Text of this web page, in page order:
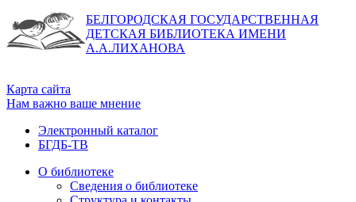
БЕЛГОРОДСКАЯ ГОСУДАРСТВЕННАЯ
ДЕТСКАЯ БИБЛИОТЕКА ИМЕНИ
А.А.ЛИХАНОВА
Карта сайта
Нам важно ваше мнение
Электронный каталог
БГДБ-ТВ
О библиотеке
Сведения о библиотеке